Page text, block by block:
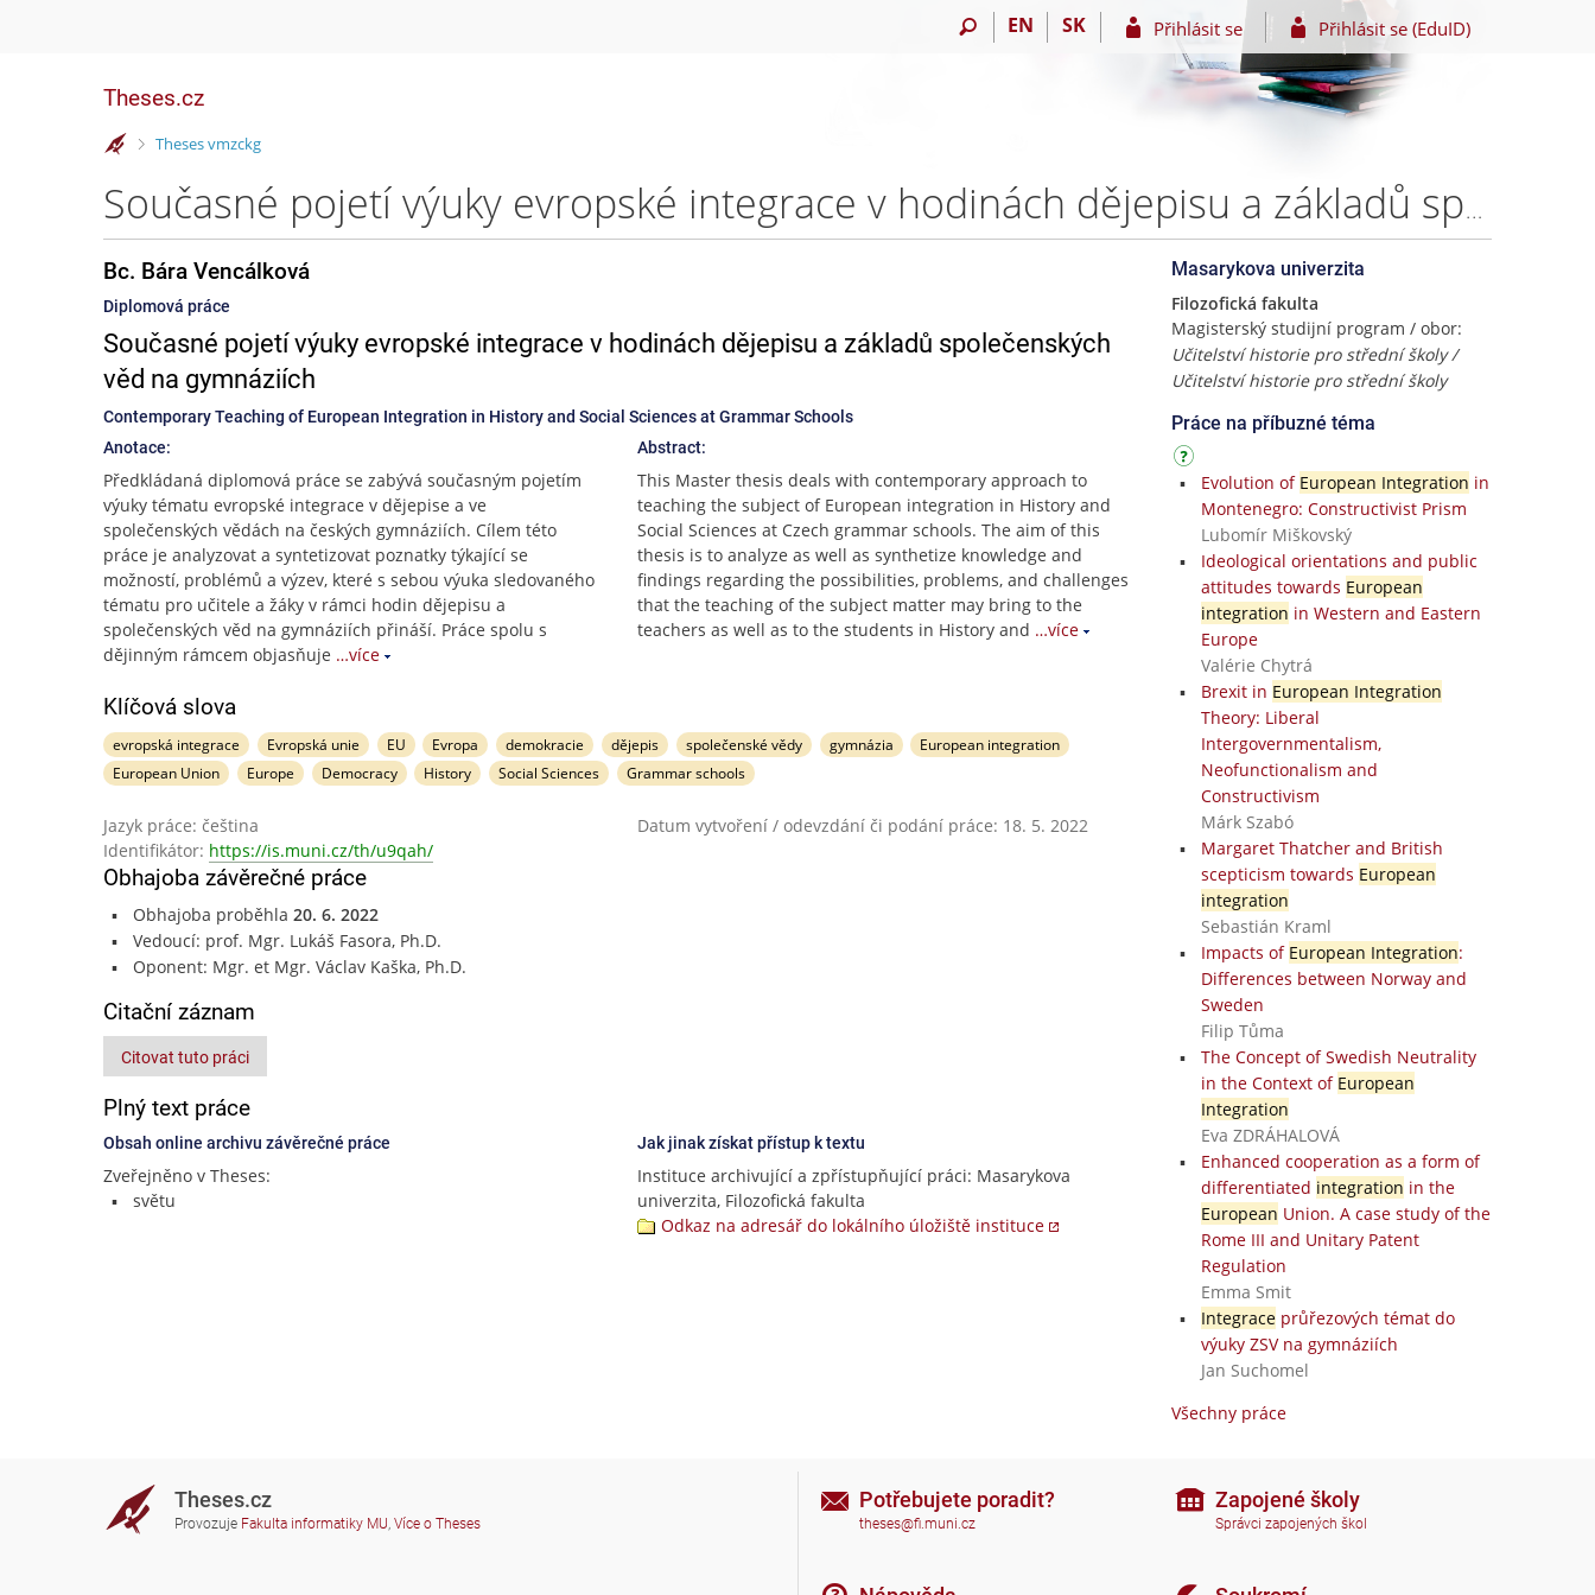
EN SK Přihlásit se Přihlásit se (EduID)
Theses.cz
>
Theses vmzckg
Současné pojetí výuky evropské integrace v hodinách dějepisu a základů společenských věd na gymnáziích – Bc. Bára Vencálková
Bc. Bára Vencálková
Diplomová práce
Současné pojetí výuky evropské integrace v hodinách dějepisu a základů společenských
věd na gymnáziích
Contemporary Teaching of European Integration in History and Social Sciences at Grammar Schools
Anotace:
Předkládaná diplomová práce se zabývá současným pojetím
výuky tématu evropské integrace v dějepise a ve
společenských vědách na českých gymnáziích. Cílem této
práce je analyzovat a syntetizovat poznatky týkající se
možností, problémů a výzev, které s sebou výuka sledovaného
tématu pro učitele a žáky v rámci hodin dějepisu a
společenských věd na gymnáziích přináší. Práce spolu s
dějinným rámcem objasňuje …více
Abstract:
This Master thesis deals with contemporary approach to
teaching the subject of European integration in History and
Social Sciences at Czech grammar schools. The aim of this
thesis is to analyze as well as synthetize knowledge and
findings regarding the possibilities, problems, and challenges
that the teaching of the subject matter may bring to the
teachers as well as to the students in History and …více
Klíčová slova
evropská integrace Evropská unie EU Evropa demokracie dějepis společenské vědy gymnázia
European integration
European Union
Europe Democracy History Social Sciences Grammar schools
Jazyk práce: čeština
Datum vytvoření / odevzdání či podání práce: 18. 5. 2022
Identifikátor: https://is.muni.cz/th/u9qah/
Obhajoba závěrečné práce
Obhajoba proběhla 20. 6. 2022
Vedoucí: prof. Mgr. Lukáš Fasora, Ph.D.
Oponent: Mgr. et Mgr. Václav Kaška, Ph.D.
Citační záznam
Citovat tuto práci
Plný text práce
Obsah online archivu závěrečné práce
Zveřejněno v Theses:
světu
Jak jinak získat přístup k textu
Instituce archivující a zpřístupňující práci: Masarykova
univerzita, Filozofická fakulta
Odkaz na adresář do lokálního úložiště instituce
Masarykova univerzita
Filozofická fakulta
Magisterský studijní program / obor:
Učitelství historie pro střední školy /
Učitelství historie pro střední školy
Práce na příbuzné téma
Evolution of European Integration in
Montenegro: Constructivist Prism
Lubomír Miškovský
Ideological orientations and public
attitudes towards European
integration in Western and Eastern
Europe
Valérie Chytrá
Brexit in European Integration
Theory: Liberal
Intergovernmentalism,
Neofunctionalism and
Constructivism
Márk Szabó
Margaret Thatcher and British
scepticism towards European
integration
Sebastián Kraml
Impacts of European Integration:
Differences between Norway and
Sweden
Filip Tůma
The Concept of Swedish Neutrality
in the Context of European
Integration
Eva ZDRÁHALOVÁ
Enhanced cooperation as a form of
differentiated integration in the
European Union. A case study of the
Rome III and Unitary Patent
Regulation
Emma Smit
Integraceprůřezových témat do
výuky ZSV na gymnáziích
Jan Suchomel
Všechny práce
Theses.cz
Provozuje Fakulta informatiky MU, Více o Theses
Potřebujete poradit?
theses@fi.muni.cz
Zapojené školy
Správci zapojených škol